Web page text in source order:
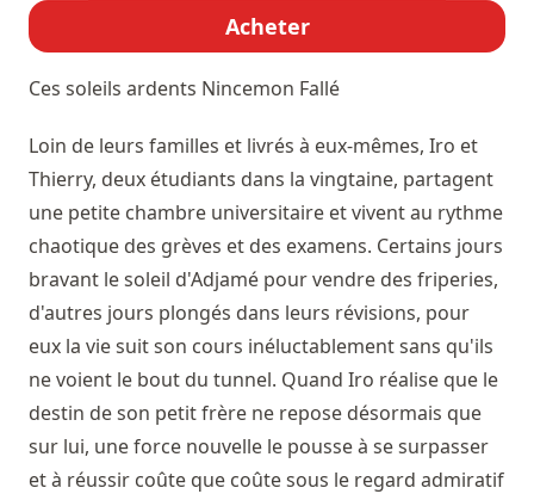
Acheter
Ces soleils ardents Nincemon Fallé
Loin de leurs familles et livrés à eux-mêmes, Iro et
Thierry, deux étudiants dans la vingtaine, partagent
une petite chambre universitaire et vivent au rythme
chaotique des grèves et des examens. Certains jours
bravant le soleil d'Adjamé pour vendre des friperies,
d'autres jours plongés dans leurs révisions, pour
eux la vie suit son cours inéluctablement sans qu'ils
ne voient le bout du tunnel. Quand Iro réalise que le
destin de son petit frère ne repose désormais que
sur lui, une force nouvelle le pousse à se surpasser
et à réussir coûte que coûte sous le regard admiratif